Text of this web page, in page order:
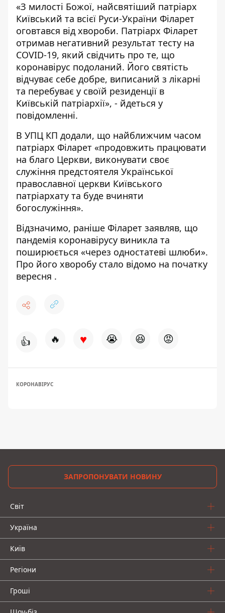
«З милості Божої, найсвятіший патріарх
Київський та всієї Руси-України Філарет
оговтався від хвороби. Патріарх Філарет
отримав негативний результат тесту на
COVID-19, який свідчить про те, що
коронавірус подоланий. Його святість
відчуває себе добре, виписаний з лікарні
та перебуває у своїй резиденції в
Київській патріархії», - йдеться у
повідомленні.
В УПЦ КП додали, що найближчим часом
патріарх Філарет «продовжить працювати
на благо Церкви, виконувати своє
служіння предстоятеля Української
православної церкви Київського
патріархату та буде вчиняти
богослужіння».
Відзначимо, раніше Філарет заявляв, що
пандемія коронавірусу виникла та
поширюється «через одностатеві шлюби».
Про його хворобу стало відомо на початку
вересня .
👍 🔥 ♥ 😭 😆 😡
КОРОНАВІРУС
ЗАПРОПОНУВАТИ НОВИНУ
Світ
Україна
Київ
Регіони
Гроші